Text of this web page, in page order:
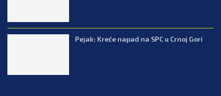
Pejak: Kreće napad na SPC u Crnoj Gori